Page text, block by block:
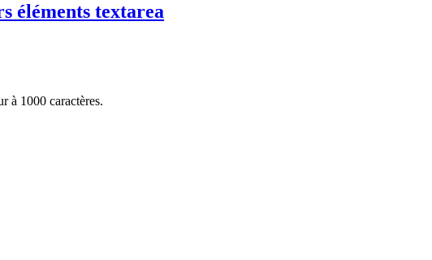
éléments textarea
à 1000 caractères.